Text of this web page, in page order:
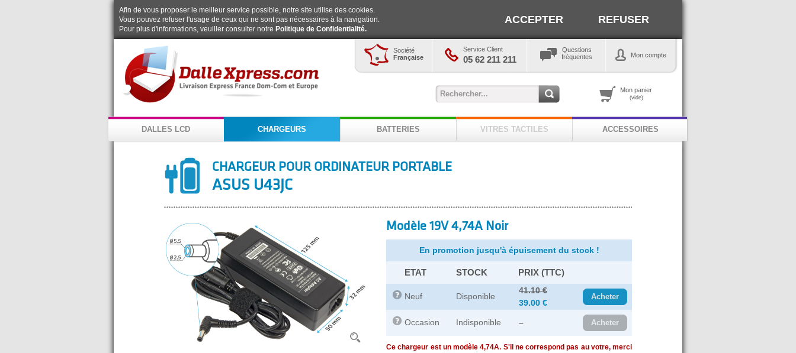
Afin de vous proposer le meilleur service possible, notre site utilise des cookies.
Vous pouvez refuser l'usage de ceux qui ne sont pas nécessaires à la navigation.
Pour plus d'informations, veuiller consulter notre Politique de Confidentialité.
ACCEPTER REFUSER
Société
Française
Service Client
05 62 211 211
Questions
fréquentes
Mon compte
Mon panier
(vide)
DALLES LCD CHARGEURS BATTERIES VITRES TACTILES ACCESSOIRES
CHARGEUR POUR ORDINATEUR PORTABLE
ASUS U43JC
Modèle 19V 4,74A Noir
En promotion jusqu'à épuisement du stock !
ETAT STOCK PRIX (TTC)
Neuf Disponible
41.10 €
39.00 €
Acheter
Occasion Indisponible – Acheter
Ce chargeur est un modèle 4,74A. S'il ne correspond pas au votre, merci